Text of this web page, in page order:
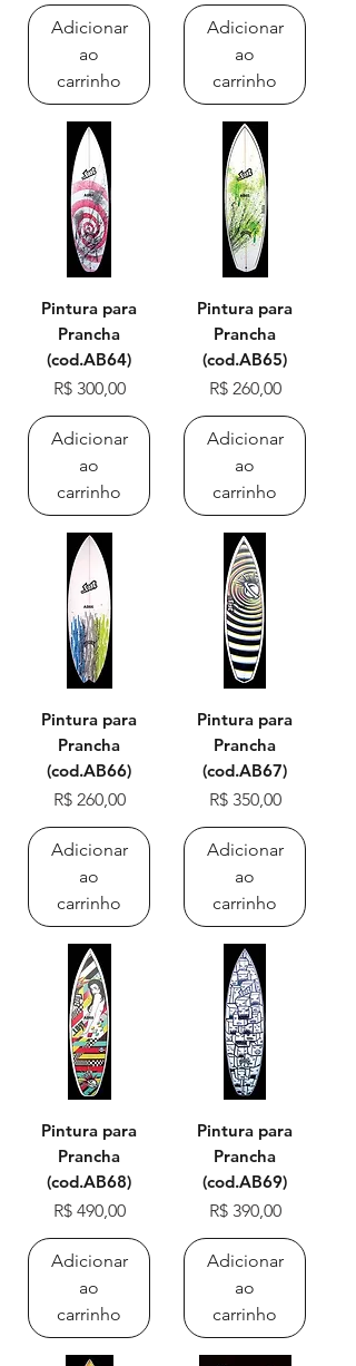
Adicionar
ao
carrinho
Adicionar
ao
carrinho
Pintura para
Prancha
(cod.AB64)
Preço
R$ 300,00
Adicionar
ao
carrinho
Pintura para
Prancha
(cod.AB65)
Preço
R$ 260,00
Adicionar
ao
carrinho
Pintura para
Prancha
(cod.AB66)
Preço
R$ 260,00
Adicionar
ao
carrinho
Pintura para
Prancha
(cod.AB67)
Preço
R$ 350,00
Adicionar
ao
carrinho
Pintura para
Prancha
(cod.AB68)
Preço
R$ 490,00
Adicionar
ao
carrinho
Pintura para
Prancha
(cod.AB69)
Preço
R$ 390,00
Adicionar
ao
carrinho